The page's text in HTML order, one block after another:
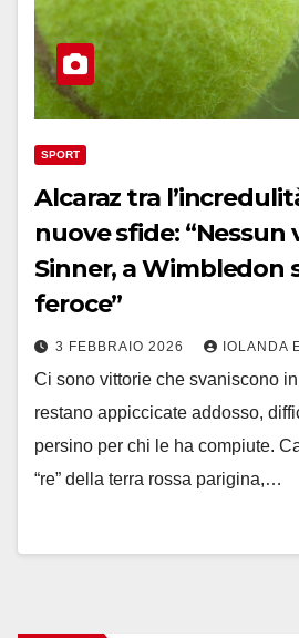
SPORT
Alcaraz tra
nuove sfide:
Sinner, a Wimbledon
feroce”
3 FEBBRAIO 2026 IOLANDA
Ci sono vittorie che svaniscono
restano appiccicate addosso,
persino per chi le ha compiute.
“re” della terra rossa parigina,…